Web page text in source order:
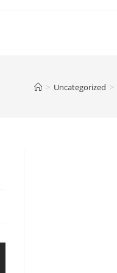
> Uncategorized >